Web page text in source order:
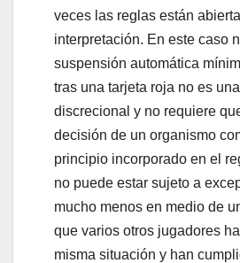
veces las reglas están
interpretación. En este caso
suspensión automática
tras una tarjeta roja no es
discrecional y no requiere
decisión de un organismo
principio incorporado en el
no puede estar sujeto a
mucho menos en medio de
que varios otros jugadores
misma situación y han